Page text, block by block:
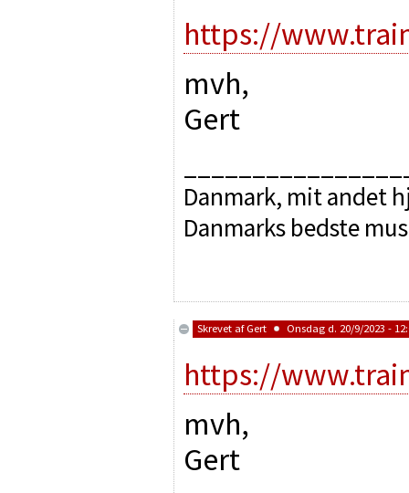
https://
mvh,
Gert
Danmark, mit andet
Danmarks bedste
Skrevet af Gert Onsdag d. 20/9/2023 -
https://
mvh,
Gert